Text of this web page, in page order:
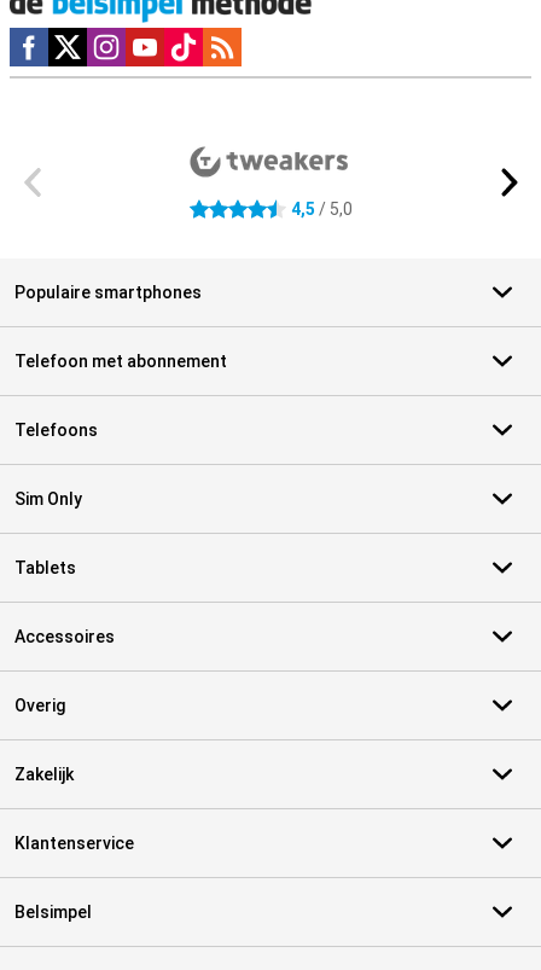
Social media
4.5 sterren 4,5 / 5,0
Populaire smartphones
Telefoon met abonnement
Telefoons
Sim Only
Tablets
Accessoires
Overig
Zakelijk
Klantenservice
Belsimpel